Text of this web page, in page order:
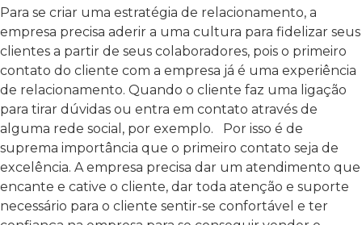
Para se criar uma estratégia de relacionamento, a
empresa precisa aderir a uma cultura para fidelizar seus
clientes a partir de seus colaboradores, pois o primeiro
contato do cliente com a empresa já é uma experiência
de relacionamento. Quando o cliente faz uma ligação
para tirar dúvidas ou entra em contato através de
alguma rede social, por exemplo.
Por isso é de
suprema importância que o primeiro contato seja de
excelência. A empresa precisa dar um atendimento que
encante e cative o cliente, dar toda atenção e suporte
necessário para o cliente sentir-se confortável e ter